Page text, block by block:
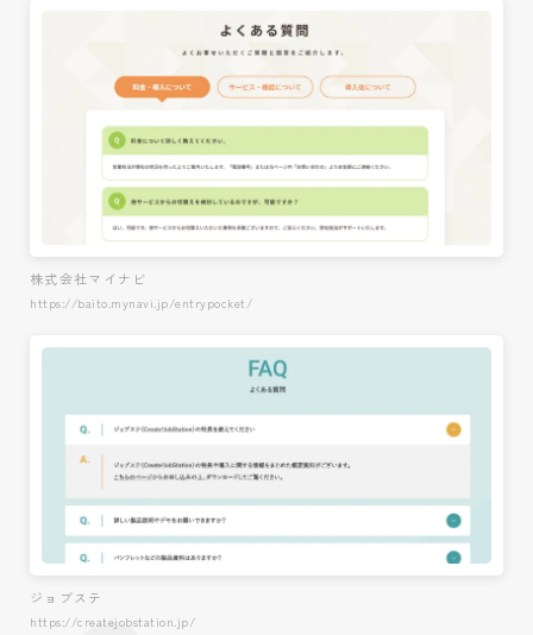
株式会社マイナビ
https://baito.mynavi.jp/entrypocket/
ジョブステ
https://createjobstation.jp/